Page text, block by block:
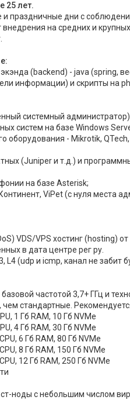
25 лет.
праздничные дни с
внедрения на средних и
(backend) - java (spring,
информации) и скрипты на
системный
систем на базе Windows
оборудования - Mikrotik,
(Juniper и т.д.) и
на базе Asterisk;
ViPet (с нуля места
VDS/VPS хостинг (hosting)
в дата центре рег ру.
L4 (udp и icmp, канал не забит
частотой 3,7+ ГГц и
стандартные.
1 Гб RAM, 10 Гб NVMe
4 Гб RAM, 30 Гб NVMe
6 Гб RAM, 80 Гб NVMe
8 Гб RAM, 150 Гб NVMe
12 Гб RAM, 250 Гб NVMe
ноды с небольшим числом